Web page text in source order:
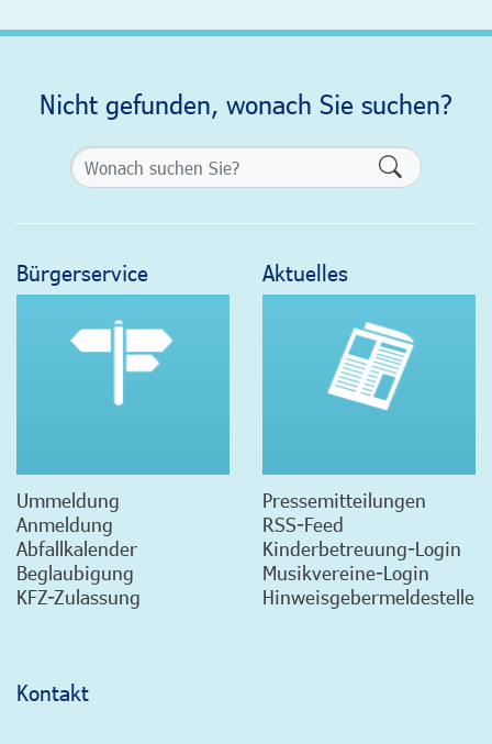
Nicht gefunden, wonach Sie suchen?
Bürgerservice
Ummeldung
Anmeldung
Abfallkalender
Beglaubigung
KFZ-Zulassung
Aktuelles
Pressemitteilungen
RSS-Feed
Kinderbetreuung-Login
Musikvereine-Login
Hinweisgebermeldestelle
Kontakt